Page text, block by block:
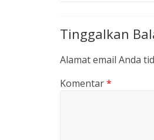
Tinggalkan
Alamat email Anda
Komentar*